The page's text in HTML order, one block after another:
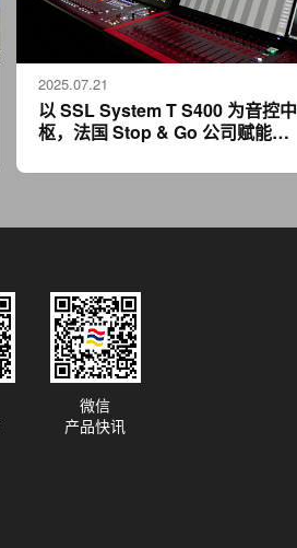
2025.07.21
以 SSL System T S400 为音控中
枢，法国 Stop & Go 公司赋能绿
微信
产品快讯